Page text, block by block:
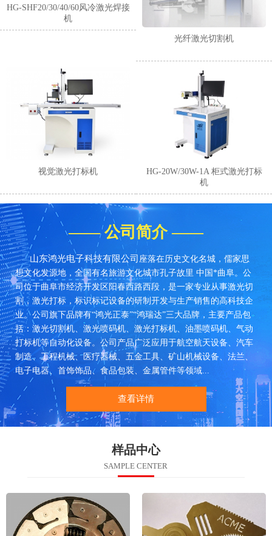
HG-SHF20/30/40/60风冷激光焊接
机
光纤激光切割机
视觉激光打标机
HG-20W/30W-1A 柜式激光打标
机
—— 公司简介 ——
山东鸿光电子科技有限公司 座落在历史文化名城，儒家思
想文化发源地，全国有名旅游文化城市孔子故里 中国*曲阜。公
司位于曲阜市经济开发区阳春西路西段，是一家专业从事激光切
割，激光打标，标识标记设备的研制开发与生产销售的高科技企
业。公司旗下品牌有“鸿光正泰”“鸿瑞达”三大品牌，主要产品包
括：激光切割机、激光喷码机、激光打标机、油墨喷码机、气动
打标机等自动化设备。公司产品广泛应用于航空航天设备、汽车
制造、工程机械、医疗器械、五金工具、矿山机械设备、法兰、
电子电器、首饰饰品、食品包装、金属管件等领域...
查看详情
样品中心
SAMPLE CENTER